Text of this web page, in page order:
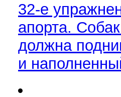
32-е
апорта.
должна
и